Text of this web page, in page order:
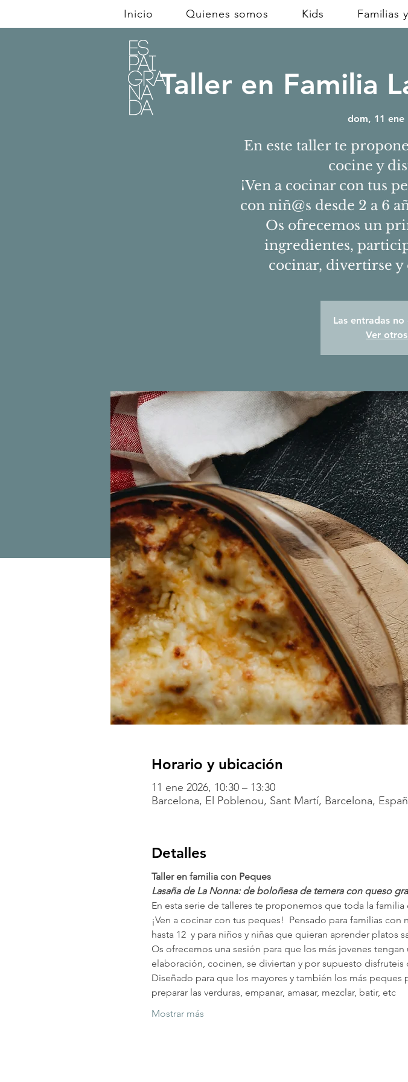
Inicio Quienes somos Kids Familias
Taller en Familia
dom, 11 ene
En este taller te
cocine y
¡Ven a cocinar con tus
con niñ@s desde 2 a 6
Os ofrecemos un
ingredientes,
cocinar, divertirse
Las entradas
Ver
Horario y ubicación
11 ene 2026, 10:30 – 13:30
Barcelona, El Poblenou, Sant Martí, Barcelona,
Detalles
Taller en familia con Peques
Lasaña de La Nonna: de boloñesa de ternera con queso
En esta serie de talleres te proponemos que toda la
¡Ven a cocinar con tus peques!  Pensado para familias
hasta 12  y para niños y niñas que quieran aprender platos
Os ofrecemos una sesión para que los más jovenes
elaboración, cocinen, se diviertan y por supuesto disfruteis
Diseñado para que los mayores y también los más peques
preparar las verduras, empanar, amasar, mezclar, batir, etc
Mostrar más